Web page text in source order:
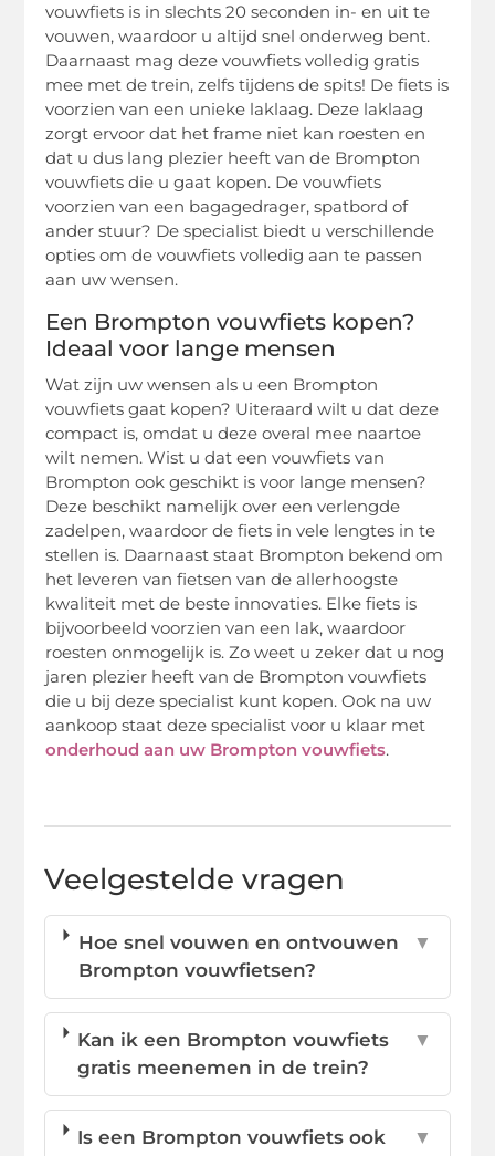
vouwfiets is in slechts 20 seconden in- en uit te
vouwen, waardoor u altijd snel onderweg bent.
Daarnaast mag deze vouwfiets volledig gratis
mee met de trein, zelfs tijdens de spits! De fiets is
voorzien van een unieke laklaag. Deze laklaag
zorgt ervoor dat het frame niet kan roesten en
dat u dus lang plezier heeft van de Brompton
vouwfiets die u gaat kopen. De vouwfiets
voorzien van een bagagedrager, spatbord of
ander stuur? De specialist biedt u verschillende
opties om de vouwfiets volledig aan te passen
aan uw wensen.
Een Brompton vouwfiets kopen?
Ideaal voor lange mensen
Wat zijn uw wensen als u een Brompton
vouwfiets gaat kopen? Uiteraard wilt u dat deze
compact is, omdat u deze overal mee naartoe
wilt nemen. Wist u dat een vouwfiets van
Brompton ook geschikt is voor lange mensen?
Deze beschikt namelijk over een verlengde
zadelpen, waardoor de fiets in vele lengtes in te
stellen is. Daarnaast staat Brompton bekend om
het leveren van fietsen van de allerhoogste
kwaliteit met de beste innovaties. Elke fiets is
bijvoorbeeld voorzien van een lak, waardoor
roesten onmogelijk is. Zo weet u zeker dat u nog
jaren plezier heeft van de Brompton vouwfiets
die u bij deze specialist kunt kopen. Ook na uw
aankoop staat deze specialist voor u klaar met
onderhoud aan uw Brompton vouwfiets.
Veelgestelde vragen
Hoe snel vouwen en ontvouwen
Brompton vouwfietsen?
▼
Kan ik een Brompton vouwfiets
gratis meenemen in de trein?
▼
Is een Brompton vouwfiets ook
▼